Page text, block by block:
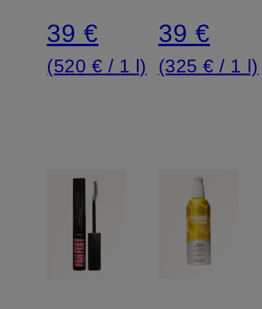
Tonerde-
Maske
39 €
(520 € / 1 l)
39 €
(325 € / 1 l)